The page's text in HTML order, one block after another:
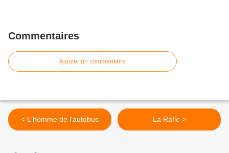
Commentaires
Ajouter un commentaire
< L'homme de l'autobus La Rafle >